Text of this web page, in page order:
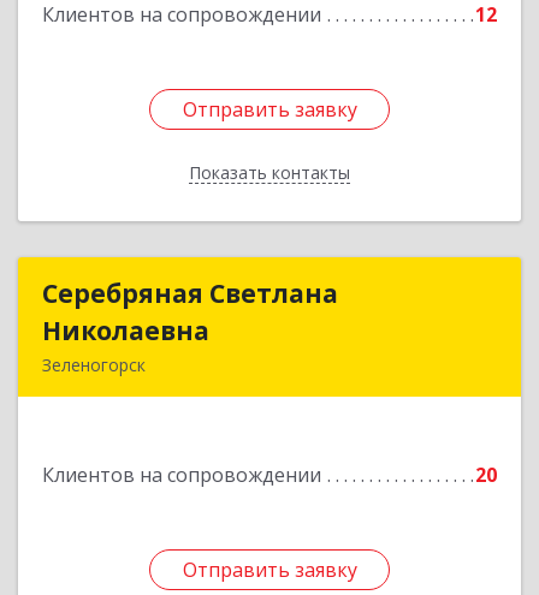
Клиентов на сопровождении 12
Отправить заявку
Показать контакты
Отправить заявку
Назад
Серебряная Светлана
Николаевна
Зеленогорск
Клиентов на сопровождении 20
Отправить заявку
Серебряная Светлана
Подробнее
Отправить заявку